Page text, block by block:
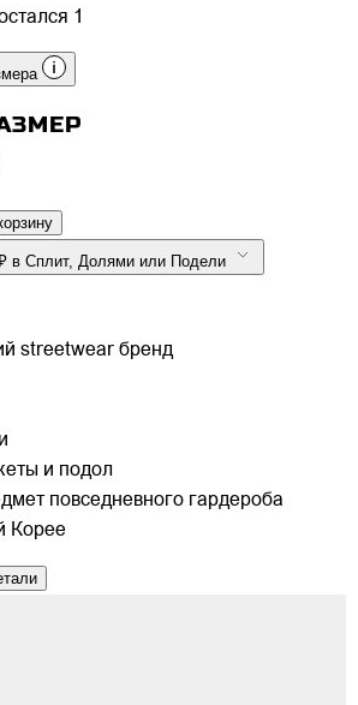
1
4 × 5400 ₽ в Сплит, Долями или Подели
streetwear бренд
и подол
повседневного гардероба
Корее